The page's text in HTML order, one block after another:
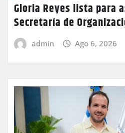
Gloria Reyes lista para
Secretaría de
admin Ago 6, 2026